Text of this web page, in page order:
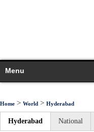
Menu
Home > World > Hyderabad
Hyderabad National